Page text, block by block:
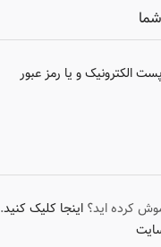
الکترونیک و یا رمز عبور
کرده اید؟ اینجا کلیک کنید.